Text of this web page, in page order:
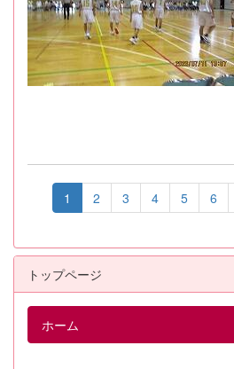
1 2 3 4 5 6
トップページ
ホーム